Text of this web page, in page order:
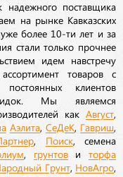
надежного поставщика
на рынке Кавказских
более 10-ти лет и за
стали только прочнее
идем навстречу
товаров с
клиентов
Мы являемся
как Август
Аэлита, СеДеК Гавриш
Поиск, семена
грунтовиторфа
Грунт, НовАгро